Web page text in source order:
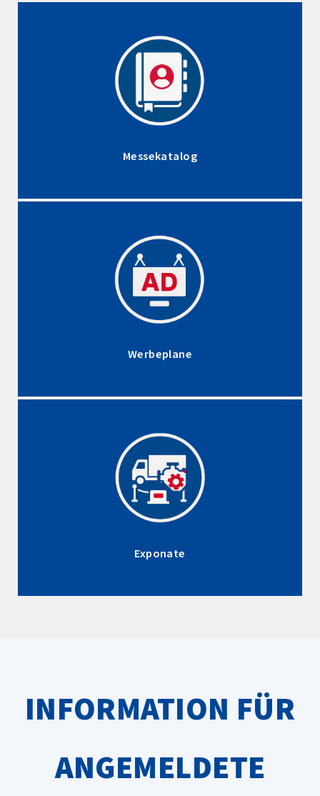
Messekatalog
Werbeplane
Exponate
INFORMATION FÜR
ANGEMELDETE